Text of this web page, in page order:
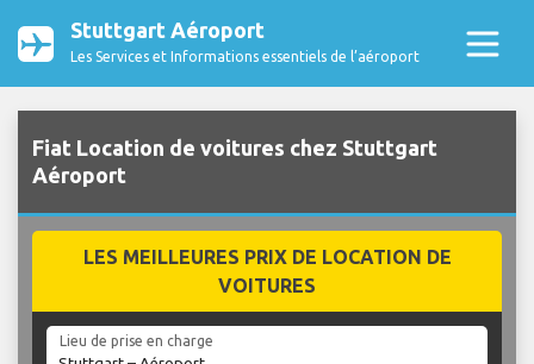
Stuttgart Aéroport
Les Services et Informations essentiels de l’aéroport
Fiat Location de voitures chez Stuttgart
Aéroport
LES MEILLEURES PRIX DE LOCATION DE
VOITURES
Lieu de prise en charge